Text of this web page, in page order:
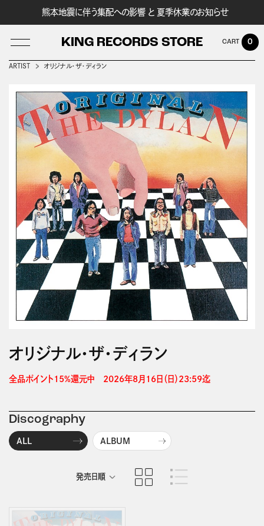
熊本地震に伴う集配への影響 と 夏季休業のお知らせ
KING RECORDS STORE
LOG IN
0
ARTIST オリジナル・ザ・ディラン
オリジナル・ザ・ディラン
全品ポイント15%還元中　2026年8月16日（日）23:59迄
Discography
ALL ALBUM
発売日順